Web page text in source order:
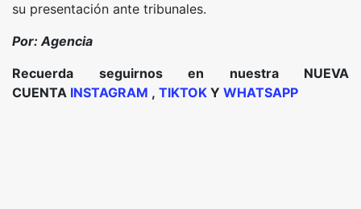
su presentación ante tribunales.
Por: Agencia
Recuerda seguirnos en nuestra NUEVA
CUENTA INSTAGRAM , TIKTOK Y WHATSAPP